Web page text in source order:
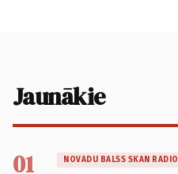
Jaunākie
01 NOVADU BALSS SKAN RADIO